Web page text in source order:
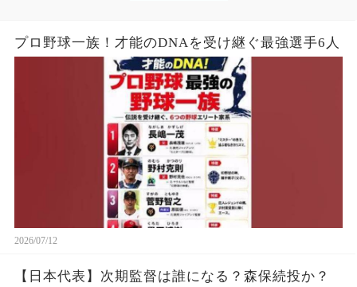
プロ野球一族！才能のDNAを受け継ぐ最強選手6人
2026/07/12
【日本代表】次期監督は誰になる？森保続投か？